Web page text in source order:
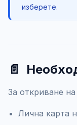
изберете.
📄
За откриване на
Лична карта